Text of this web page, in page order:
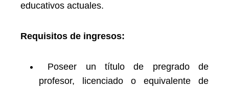
educativos actuales.
Requisitos de ingresos:
Poseer un título de pregrado de
profesor, licenciado o equivalente de